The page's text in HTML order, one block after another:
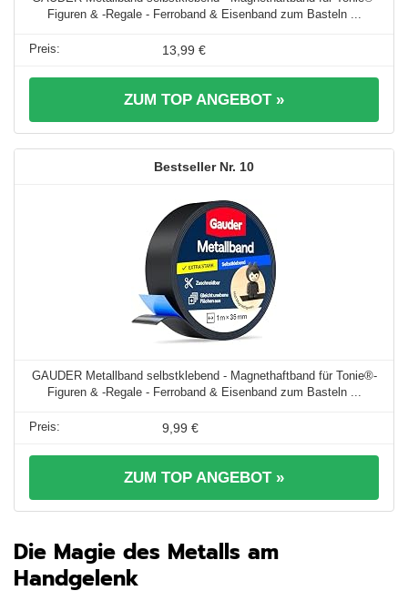
Figuren & -Regale - Ferroband & Eisenband zum Basteln ...
13,99 €
ZUM TOP ANGEBOT »
10
GAUDER Metallband selbstklebend - Magnethaftband für Tonie®-
Figuren & -Regale - Ferroband & Eisenband zum Basteln ...
9,99 €
ZUM TOP ANGEBOT »
Die Magie des Metalls am
Handgelenk